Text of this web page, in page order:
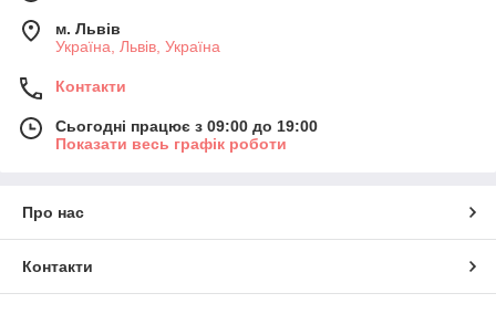
м. Львів
Україна, Львів, Україна
Контакти
Сьогодні працює з 09:00 до 19:00
Показати весь графік роботи
Про нас
Контакти